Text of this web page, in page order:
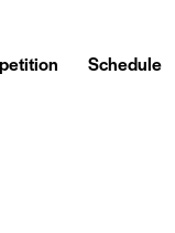
Schedule